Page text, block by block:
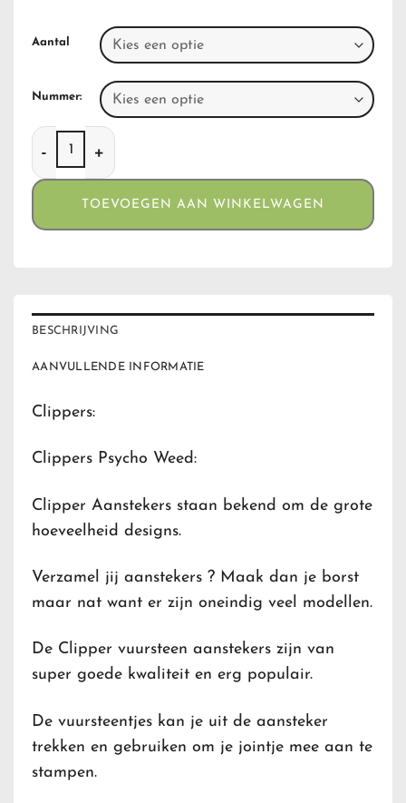
Aantal
Nummer:
Clippers Psycho Weed aantal
TOEVOEGEN AAN WINKELWAGEN
BESCHRIJVING
AANVULLENDE INFORMATIE
Clippers:
Clippers Psycho Weed:
Clipper Aanstekers staan bekend om de grote
hoeveelheid designs.
Verzamel jij aanstekers ? Maak dan je borst
maar nat want er zijn oneindig veel modellen.
De Clipper vuursteen aanstekers zijn van
super goede kwaliteit en erg populair.
De vuursteentjes kan je uit de aansteker
trekken en gebruiken om je jointje mee aan te
stampen.